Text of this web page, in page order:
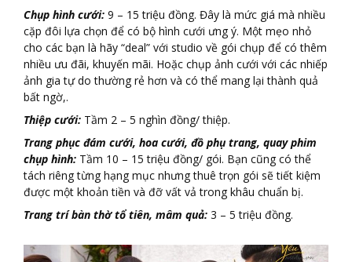
Chụp hình cưới: 9 – 15 triệu đồng. Đây là mức giá mà nhiều
cặp đôi lựa chọn để có bộ hình cưới ưng ý. Một mẹo nhỏ
cho các bạn là hãy “deal” với studio về gói chụp để có thêm
nhiều ưu đãi, khuyến mãi. Hoặc chụp ảnh cưới với các nhiếp
ảnh gia tự do thường rẻ hơn và có thể mang lại thành quả
bất ngờ,.
Thiệp cưới: Tầm 2 – 5 nghìn đồng/ thiệp.
Trang phục đám cưới, hoa cưới, đồ phụ trang, quay phim
chụp hình: Tầm 10 – 15 triệu đồng/ gói. Bạn cũng có thể
tách riêng từng hạng mục nhưng thuê trọn gói sẽ tiết kiệm
được một khoản tiền và đỡ vất vả trong khâu chuẩn bị.
Trang trí bàn thờ tổ tiên, mâm quả: 3 – 5 triệu đồng.